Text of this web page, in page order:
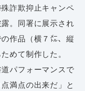
詐欺抑止キャンペ
。同署に展示され
作品（横７㍍、縦
めて制作した。
パフォーマンスで
満点の出来だ」と